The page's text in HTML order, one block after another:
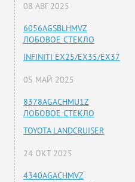
08 АВГ 2025
6056AGSBLHMVZ
ЛОБОВОЕ СТЕКЛО
INFINITI EX25/EX35/EX37
05 МАЙ 2025
8378AGACHMU1Z
ЛОБОВОЕ СТЕКЛО
TOYOTA LANDCRUISER
24 ОКТ 2025
4340AGACHMVZ